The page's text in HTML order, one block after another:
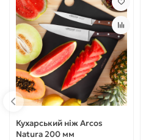
Кухарський ніж Arcos
Natura 200 мм